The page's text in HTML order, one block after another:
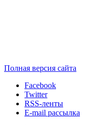
Полная версия сайта
Facebook
Twitter
RSS-ленты
E-mail рассылка